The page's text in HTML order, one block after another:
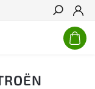
Hledat